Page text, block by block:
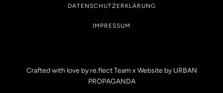
DATENSCHUTZERKLÄRUNG
IMPRESSUM
Crafted with love by re.flect Team x Website by URBAN
PROPAGANDA